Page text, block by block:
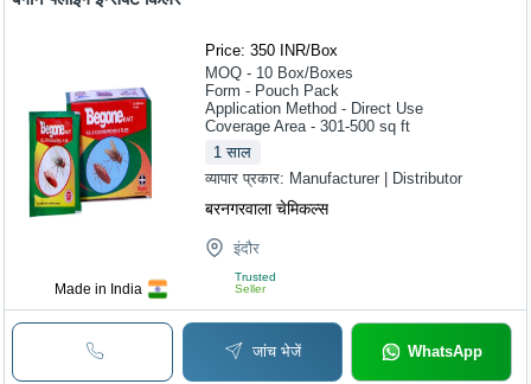
Made in India
Price: 350 INR/Box
MOQ - 10 Box/Boxes
Form - Pouch Pack
Application Method - Direct Use
Coverage Area - 301-500 sq ft
1 साल
व्यापार प्रकार: Manufacturer | Distributor
बरनगरवाला चेमिकल्स
इंदौर
Trusted
Seller
जांच भेजें WhatsApp